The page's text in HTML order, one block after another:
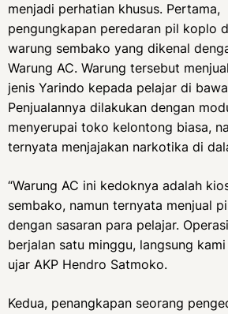
menjadi perhatian khusus. Pertama,
pengungkapan peredaran pil koplo
warung sembako yang dikenal
Warung AC. Warung tersebut
jenis Yarindo kepada pelajar di
Penjualannya dilakukan dengan
menyerupai toko kelontong biasa,
ternyata menjajakan narkotika di
“Warung AC ini kedoknya adalah
sembako, namun ternyata menjual
dengan sasaran para pelajar.
berjalan satu minggu, langsung kami
ujar AKP Hendro Satmoko.
Kedua, penangkapan seorang